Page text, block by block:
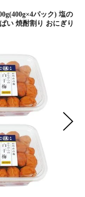
パック) 塩の
い 焼酎割り おにぎり